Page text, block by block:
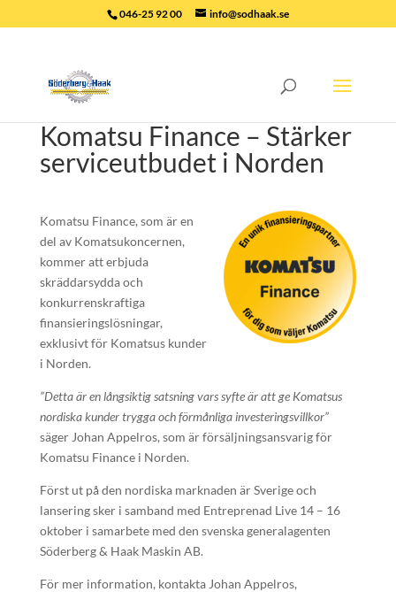
046-25 92 00 info@sodhaak.se
Komatsu Finance – Stärker
serviceutbudet i Norden
Komatsu Finance, som är en
del av Komatsukoncernen,
kommer att erbjuda
skräddarsydda och
konkurrenskraftiga
finansieringslösningar,
exklusivt för Komatsus kunder
i Norden.
”Detta är en långsiktig satsning vars syfte är att ge Komatsus
nordiska kunder trygga och förmånliga investeringsvillkor”
säger Johan Appelros, som är försäljningsansvarig för
Komatsu Finance i Norden.
Först ut på den nordiska marknaden är Sverige och
lansering sker i samband med Entreprenad Live 14 – 16
oktober i samarbete med den svenska generalagenten
Söderberg & Haak Maskin AB.
För mer information, kontakta Johan Appelros,